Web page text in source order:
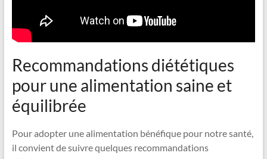
Recommandations diététiques
pour une alimentation saine et
équilibrée
Pour adopter une alimentation bénéfique pour notre santé,
il convient de suivre quelques recommandations